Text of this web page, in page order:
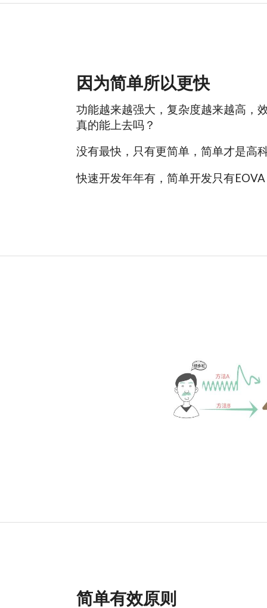
因为简单所以更快
功能越来越强大，复杂度越来越高，
真的能上去吗？
没有最快，只有更简单，简单才是高
快速开发年年有，简单开发只有EOVA
简单有效原则